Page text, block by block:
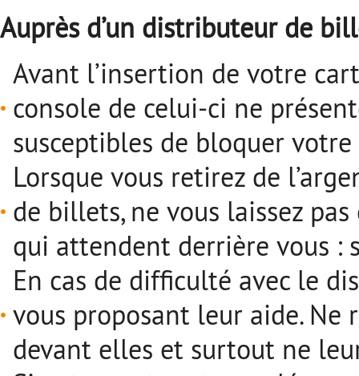
Auprès d’un distributeur de
Avant l’insertion de votre
console de celui-ci ne
susceptibles de bloquer
Lorsque vous retirez de
de billets, ne vous laissez
qui attendent derrière vous :
En cas de difficulté avec le
vous proposant leur aide. Ne
devant elles et surtout ne